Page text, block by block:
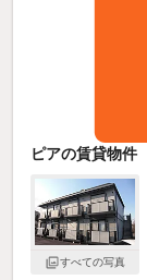
ピアの賃貸物件
すべての写真